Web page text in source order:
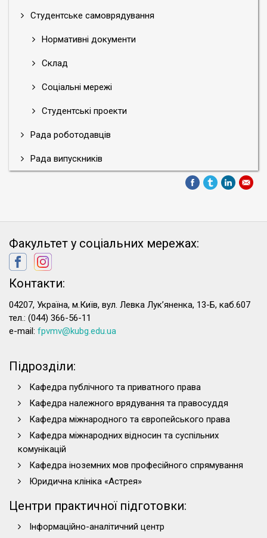
Студентське самоврядування
Нормативні документи
Склад
Соціальні мережі
Студентські проекти
Рада роботодавців
Рада випускників
Факультет у соціальних мережах:
Контакти:
04207, Україна, м.Київ, вул. Левка Лук’яненка, 13-Б, каб.607
тел.: (044) 366-56-11
e-mail: fpvmv@kubg.edu.ua
Підрозділи:
Кафедра публічного та приватного права
Кафедра належного врядування та правосуддя
Кафедра міжнародного та європейського права
Кафедра міжнародних відносин та суспільних
комунікацій
Кафедра іноземних мов професійного спрямування
Юридична клініка «Астрея»
Центри практичної підготовки:
Інформаційно-аналітичний центр